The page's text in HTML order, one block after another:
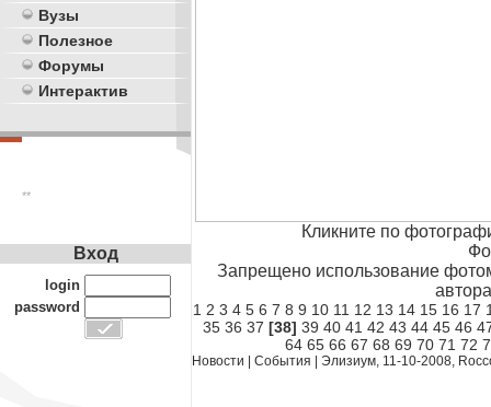
Вузы
Полезное
Форумы
Интерактив
**
Кликните по
Запрещено использование
1 2 3 4 5 6 7 8 9 10 11 12 13 14 15 16 17
35 36 37 [38] 39 40 41 42 43 44 45 46
64 65 66 67 68 69 70 71 72
Новости События Элизиум, 11-10-2008,
Вход
login
password